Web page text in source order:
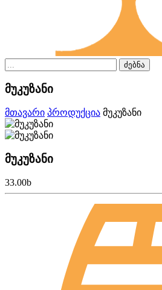
ძებნა
მუკუზანი
მთავარი პროდუქცია მუკუზანი
მუკუზანი
33.00b